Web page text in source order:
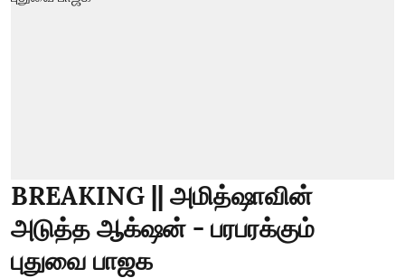
BREAKING || அமித்ஷாவின்
அடுத்த ஆக்‌ஷன் - பரபரக்கும்
புதுவை பாஜக